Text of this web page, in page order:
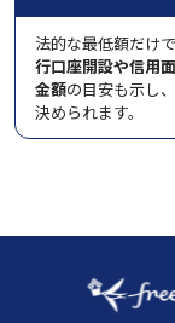
法的な最低額だけで
行口座開設や信用
金額の目安も示し
決められます。